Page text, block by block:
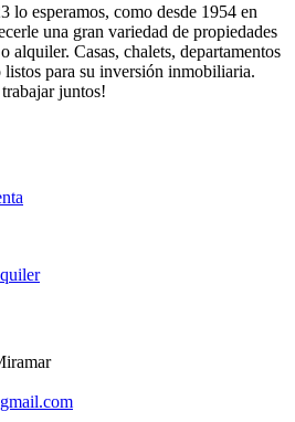
lo esperamos, como desde 1954 en
una gran variedad de propiedades
alquiler. Casas, chalets, departamentos
listos para su inversión inmobiliaria.
juntos!